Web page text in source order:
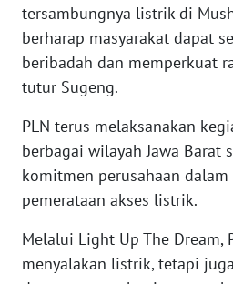
tersambungnya listrik di
berharap masyarakat dapat
beribadah dan memperkuat
tutur Sugeng.
PLN terus melaksanakan
berbagai wilayah Jawa Barat
komitmen perusahaan
pemerataan akses listrik.
Melalui Light Up The Dream,
menyalakan listrik, tetapi
WN
SULBAR
WN
BABEL
WN
SUMBAR
SUMSEL